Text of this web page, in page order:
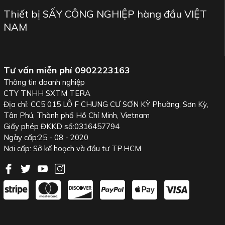
Cơ chế diệt khuẩn khoa học
từ Bóng đèn TUV UVC diệt
khuẩn 30W 90cm T8 G13
Philips
Thiết bị SẤY CÔNG NGHIỆP hàng đầu VIỆT
NAM
Tư vấn miễn phí 0902223163
Thông tin doanh nghiệp
CTY TNHH SXTM TERA
Địa chỉ: CC5 015 LÔ F CHUNG CƯ SƠN KỲ Phường, Sơn Kỳ,
Tân Phú, Thành phố Hồ Chí Minh, Vietnam
Giấy phép ĐKKD số:0316457794
Ngày cấp:25 - 08 - 2020
Nơi cấp: Sở kế hoạch và đầu tư TP.HCM